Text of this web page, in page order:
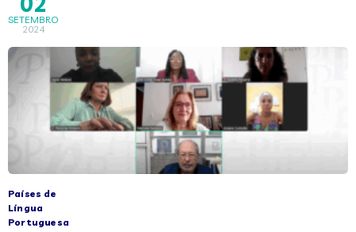
SETEMBRO
2024
Países de
Língua
Portuguesa